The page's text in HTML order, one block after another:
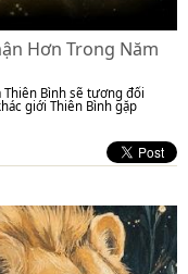
Hơn Trong Năm
Thiên Bình sẽ tương đối
giới Thiên Bình gặp